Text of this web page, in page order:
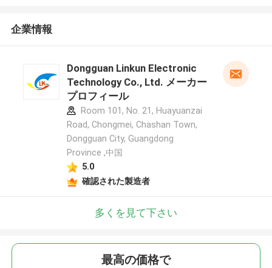
企業情報
Dongguan Linkun Electronic
Technology Co., Ltd. メーカー
プロフィール
Room 101, No. 21, Huayuanzai
Road, Chongmei, Chashan Town,
Dongguan City, Guangdong
Province ,中国
5.0
確認された製造者
多くを見て下さい
最高の価格で